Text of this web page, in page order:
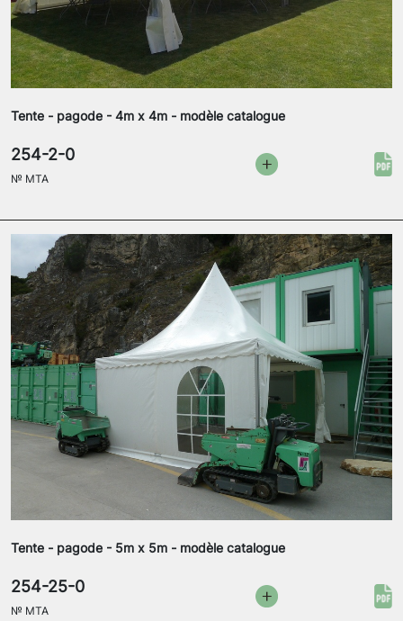
Tente - pagode - 4m x 4m - modèle catalogue
254-2-0
№ MTA
Tente - pagode - 5m x 5m - modèle catalogue
254-25-0
№ MTA